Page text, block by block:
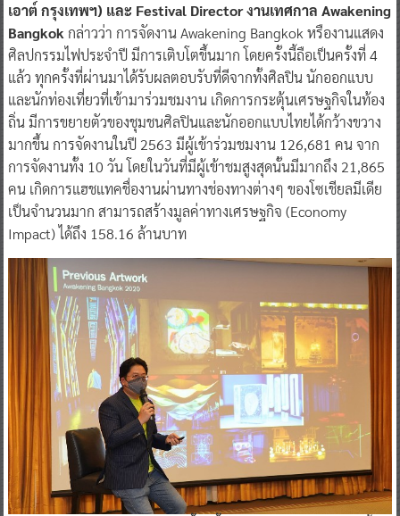
นายพงศ์สิริ เหตระกูล กรรมการบริหาร Time Out Bangkok (ไทม์
เอาต์ กรุงเทพฯ) และ Festival Director งานเทศกาล Awakening
Bangkokกล่าวว่า การจัดงาน Awakening Bangkok หรืองานแสดง
ศิลปกรรมไฟประจำปี มีการเติบโตขึ้นมาก โดยครั้งนี้ถือเป็นครั้งที่ 4
แล้ว ทุกครั้งที่ผ่านมาได้รับผลตอบรับที่ดีจากทั้งศิลปิน นักออกแบบ
และนักท่องเที่ยวที่เข้ามาร่วมชมงาน เกิดการกระตุ้นเศรษฐกิจในท้อง
ถิ่น มีการขยายตัวของชุมชนศิลปินและนักออกแบบไทยได้กว้างขวาง
มากขึ้น การจัดงานในปี 2563 มีผู้เข้าร่วมชมงาน 126,681 คน จาก
การจัดงานทั้ง 10 วัน โดยในวันที่มีผู้เข้าชมสูงสุดนั้นมีมากถึง 21,865
คน เกิดการแฮชแทคชื่องานผ่านทางช่องทางต่างๆ ของโซเชียลมีเดีย
Impact) ได้ถึง 158.16 ล้านบาท